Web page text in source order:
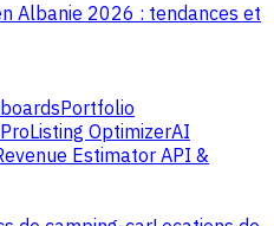
Albanie 2026 : tendances et
Portfolio
Listing OptimizerAI
Estimator API &